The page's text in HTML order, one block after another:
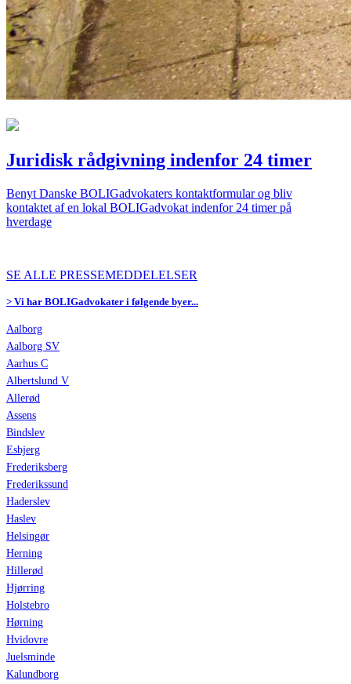
Juridisk rådgivning indenfor 24 timer
Benyt Danske BOLIGadvokaters kontaktformular og bliv
kontaktet af en lokal BOLIGadvokat indenfor 24 timer på
hverdage
SE ALLE PRESSEMEDDELELSER
> Vi har BOLIGadvokater i følgende byer...
Aalborg
Aalborg SV
Aarhus C
Albertslund V
Allerød
Assens
Bindslev
Esbjerg
Frederiksberg
Frederikssund
Haderslev
Haslev
Helsingør
Herning
Hillerød
Hjørring
Holstebro
Hørning
Hvidovre
Juelsminde
Kalundborg